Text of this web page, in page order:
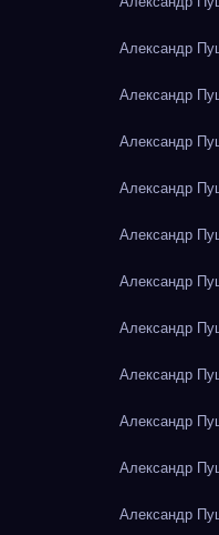
Александр
Александр
Александр
Александр
Александр
Александр
Александр
Александр
Александр
Александр
Александр